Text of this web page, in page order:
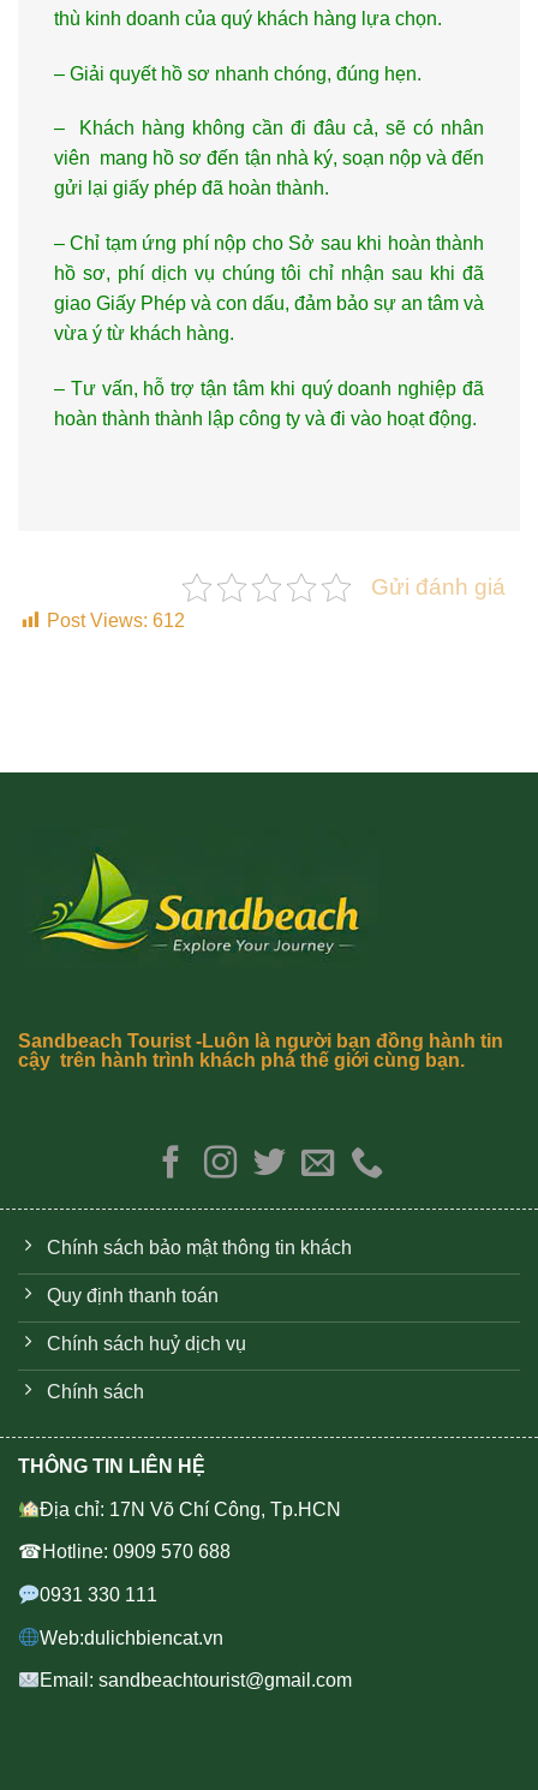
thù kinh doanh của quý khách hàng lựa chọn.
– Giải quyết hồ sơ nhanh chóng, đúng hẹn.
– Khách hàng không cần đi đâu cả, sẽ có nhân
viên mang hồ sơ đến tận nhà ký, soạn nộp và đến
gửi lại giấy phép đã hoàn thành.
– Chỉ tạm ứng phí nộp cho Sở sau khi hoàn thành
hồ sơ, phí dịch vụ chúng tôi chỉ nhận sau khi đã
giao Giấy Phép và con dấu, đảm bảo sự an tâm và
vừa ý từ khách hàng.
– Tư vấn, hỗ trợ tận tâm khi quý doanh nghiệp đã
hoàn thành thành lập công ty và đi vào hoạt động.
Gửi đánh giá
Post Views: 612
Sandbeach Tourist -Luôn là người bạn đồng hành tin
cậy trên hành trình khách phá thế giới cùng bạn.
Chính sách bảo mật thông tin khách
Quy định thanh toán
Chính sách huỷ dịch vụ
Chính sách
THÔNG TIN LIÊN HỆ
Địa chỉ: 17N Võ Chí Công, Tp.HCN
☎Hotline: 0909 570 688
0931 330 111
Web:dulichbiencat.vn
Email: sandbeachtourist@gmail.com